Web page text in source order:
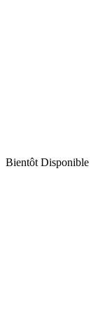
Bientôt Disponible